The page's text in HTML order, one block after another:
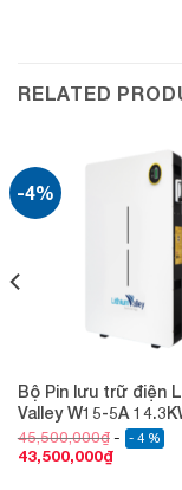
RELATED
-4%
Bộ Pin lưu trữ điện
Valley W15-5A
45,500,000₫ - 4 %
43,500,000₫